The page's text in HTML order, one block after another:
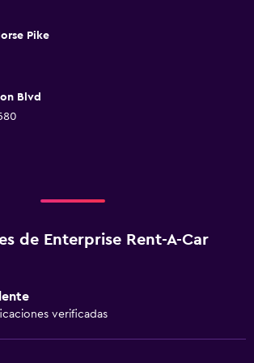
Pike
Blvd
de Enterprise Rent-A-Car
verificadas